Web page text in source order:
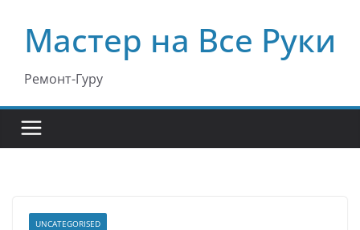
содержимому
Мастер на Все Руки
Ремонт-Гуру
UNCATEGORISED